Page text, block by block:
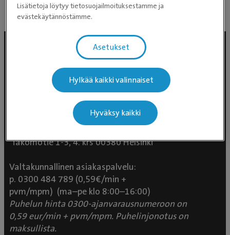
Takomotie 1-3, 4. krs 00380 Helsinki
Valtakunnallinen asiakaspalvelu:
p. 0300 484 789 (0,59€/min +
pvm/mpm) (ma–pe klo 8:00–16:00)
Puhelun hinta 0300-ajanvarausnumeroon on
0,59 eur/min + pvm/mpm. Puhelinjonotus on
maksullista.
Lisätietoja löytyy tietosuojailmoituksestamme ja
evästekäytännöstämme.
Asetukset
Hylkää kaikki valinnaiset
Hyväksy kaikki